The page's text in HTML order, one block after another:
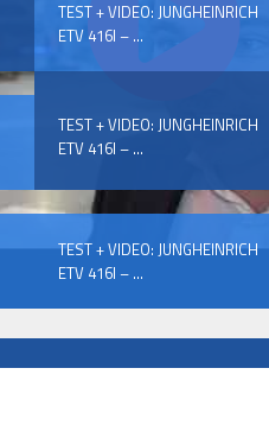
TEST + VIDEO: JUNGHEINRICH
ETV 416I – ...
TEST + VIDEO: JUNGHEINRICH
ETV 416I – ...
TEST + VIDEO: JUNGHEINRICH
ETV 416I – ...